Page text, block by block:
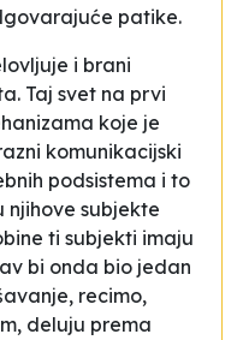
patike.
i brani
Taj svet na prvi
koje je
komunikacijski
podsistema i to
subjekte
ti subjekti imaju
bi onda bio jedan
recimo,
deluju prema